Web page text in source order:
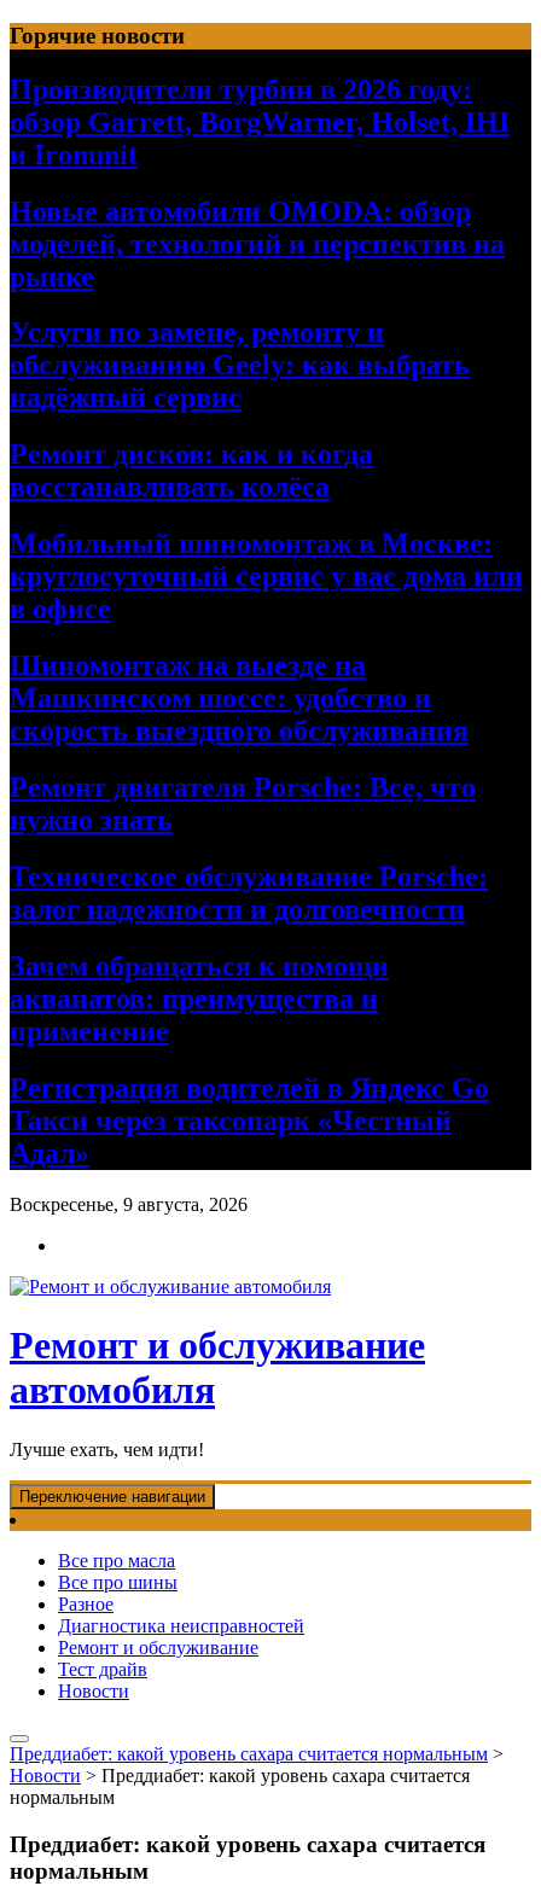
Перейти
к
содержимому
Горячие новости
Производители турбин в 2026 году:
обзор Garrett, BorgWarner, Holset, IHI
и Ironunit
Новые автомобили OMODA: обзор
моделей, технологий и перспектив на
рынке
Услуги по замене, ремонту и
обслуживанию Geely: как выбрать
надёжный сервис
Ремонт дисков: как и когда
восстанавливать колёса
Мобильный шиномонтаж в Москве:
круглосуточный сервис у вас дома или
в офисе
Шиномонтаж на выезде на
Машкинском шоссе: удобство и
скорость выездного обслуживания
Ремонт двигателя Porsche: Все, что
нужно знать
Техническое обслуживание Porsche:
залог надежности и долговечности
Зачем обращаться к помощи
акванатов: преимущества и
применение
Регистрация водителей в Яндекс Go
Такси через таксопарк «Честный
Адал»
Воскресенье, 9 августа, 2026
Ремонт и обслуживание
автомобиля
Лучше ехать, чем идти!
Переключение навигации
Все про масла
Все про шины
Разное
Диагностика неисправностей
Ремонт и обслуживание
Тест драйв
Новости
Преддиабет: какой уровень сахара считается нормальным >
Новости > Преддиабет: какой уровень сахара считается
нормальным
Преддиабет: какой уровень сахара считается
нормальным